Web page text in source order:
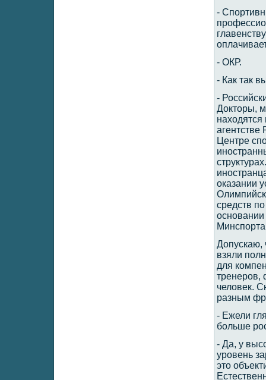
-
- ОКР.
- Как так
-
Докторы,
Центре
оказании
средств
Допускаю,
взяли
для
тренеров,
человек.
разным
- Ежели
больше
- Да, у
уровень
это